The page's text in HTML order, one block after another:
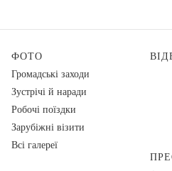
ФОТО
Громадські заходи
Зустрічі й наради
Робочі поїздки
Зарубіжні візити
Всі галереї